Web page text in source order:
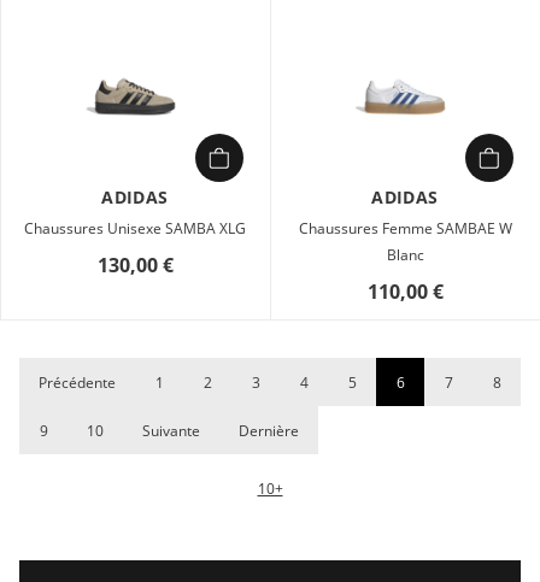
ADIDAS
Chaussures Unisexe SAMBA XLG
130,00 €
ADIDAS
Chaussures Femme SAMBAE W
Blanc
110,00 €
Précédente 1 2 3 4 5 6 7 8
9 10 Suivante Dernière
10+